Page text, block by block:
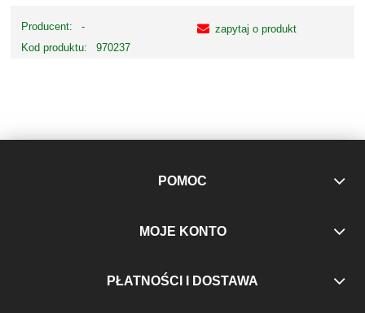
Producent:
-
Kod produktu:
970237
zapytaj o produkt
POMOC
MOJE KONTO
PŁATNOŚCI I DOSTAWA